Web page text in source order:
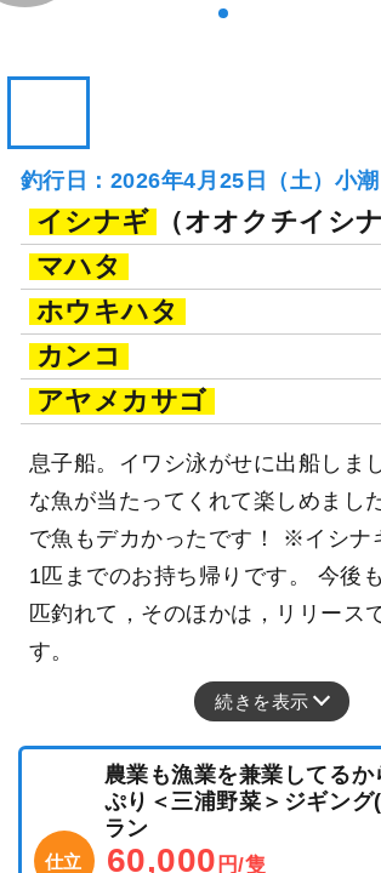
釣行日：2026年4月25日（土）小潮
イシナギ （オオクチイシ
マハタ
ホウキハタ
カンコ
アヤメカサゴ
息子船。イワシ泳がせに出船しま
な魚が当たってくれて楽しめまし
で魚もデカかったです！ ※イシナ
1匹までのお持ち帰りです。 今後
匹釣れて，そのほかは，リリース
続きを表示